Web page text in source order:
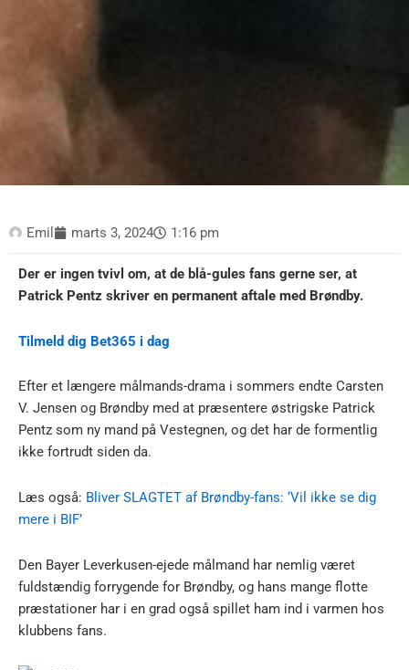
Emil marts 3, 2024 1:16 pm
Der er ingen tvivl om, at de blå-gules fans gerne ser, at
Patrick Pentz skriver en permanent aftale med Brøndby.
Tilmeld dig Bet365 i dag
Efter et længere målmands-drama i sommers endte Carsten
V. Jensen og Brøndby med at præsentere østrigske Patrick
Pentz som ny mand på Vestegnen, og det har de formentlig
ikke fortrudt siden da.
Læs også: Bliver SLAGTET af Brøndby-fans: ‘Vil ikke se dig
mere i BIF’
Den Bayer Leverkusen-ejede målmand har nemlig været
fuldstændig forrygende for Brøndby, og hans mange flotte
præstationer har i en grad også spillet ham ind i varmen hos
klubbens fans.